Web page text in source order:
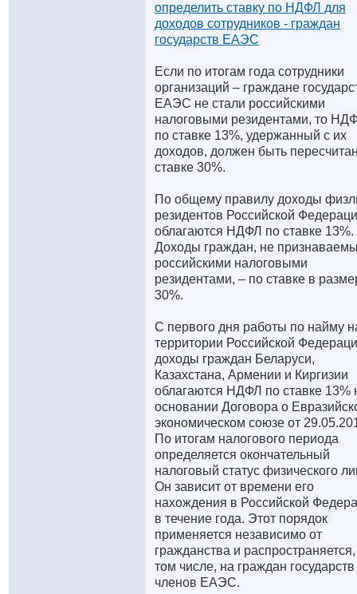
определить ставку по НДФЛ для
доходов сотрудников - граждан
государств ЕАЭС
Если по итогам года сотрудники
организаций – граждане
ЕАЭС не стали российскими
налоговыми резидентами, то
по ставке 13%, удержанный с их
доходов, должен быть
ставке 30%.
По общему правилу доходы
резидентов Российской
облагаются НДФЛ по ставке 13%.
Доходы граждан, не
российскими налоговыми
резидентами, – по ставке в
30%.
С первого дня работы по найму
территории Российской
доходы граждан Беларуси,
Казахстана, Армении и Киргизии
облагаются НДФЛ по ставке 13%
основании Договора о
экономическом союзе от
По итогам налогового периода
определяется окончательный
налоговый статус физического
Он зависит от времени его
нахождения в Российской
в течение года. Этот порядок
применяется независимо от
гражданства и
том числе, на граждан государств
членов ЕАЭС.